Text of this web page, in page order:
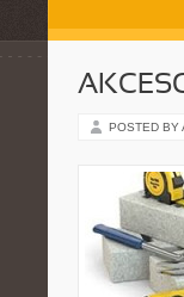
POSTED BY